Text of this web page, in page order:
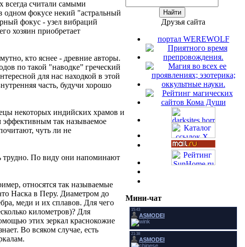
всегда считали самыми
одном фокусе некий "астральный
фокус - узел вибраций
хозяин приобретает
кто яснее - древние авторы.
по такой "наводке” греческий
для нас находкой в этой
часть, будучи хорошо
некоторых индийских храмов и
эффективным так называемое
чуть ли не
трудно. По виду они напоминают
относятся так называемые
Наска в Перу. Диаметром до
меди и их сплавов. Для чего
километров)? Для
этих зеркал краснокожие
Во всяком случае, есть
Друзья сайта
портал WEREWOLF
Мини-чат